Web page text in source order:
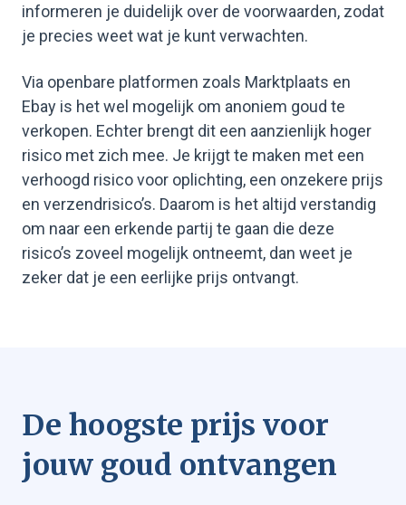
informeren je duidelijk over de voorwaarden, zodat
je precies weet wat je kunt verwachten.
Via openbare platformen zoals Marktplaats en
Ebay is het wel mogelijk om anoniem goud te
verkopen. Echter brengt dit een aanzienlijk hoger
risico met zich mee. Je krijgt te maken met een
verhoogd risico voor oplichting, een onzekere prijs
en verzendrisico’s. Daarom is het altijd verstandig
om naar een erkende partij te gaan die deze
risico’s zoveel mogelijk ontneemt, dan weet je
zeker dat je een eerlijke prijs ontvangt.
De hoogste prijs voor
jouw goud ontvangen